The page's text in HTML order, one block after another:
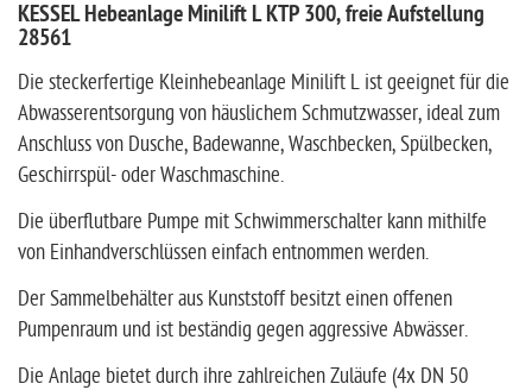
KESSEL Hebeanlage Minilift L KTP 300, freie Aufstellung
28561
Die steckerfertige Kleinhebeanlage Minilift L ist geeignet für die
Abwasserentsorgung von häuslichem Schmutzwasser, ideal zum
Anschluss von Dusche, Badewanne, Waschbecken, Spülbecken,
Geschirrspül- oder Waschmaschine.
Die überflutbare Pumpe mit Schwimmerschalter kann mithilfe
von Einhandverschlüssen einfach entnommen werden.
Der Sammelbehälter aus Kunststoff besitzt einen offenen
Pumpenraum und ist beständig gegen aggressive Abwässer.
Die Anlage bietet durch ihre zahlreichen Zuläufe (4x DN 50